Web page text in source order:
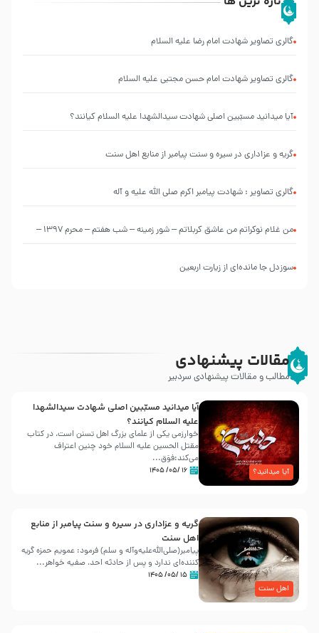
گالری تصاویر شهادت امام رضا علیه السلام
گالری تصاویر شهادت امام حسن مجتبی علیه السلام
آیا میدانید مسبّبین اصلی شهادت سیدالشهدا علیه ‌السلام کیانند؟
گریه و عزاداری در سیره و سنت پیامبر از منابع اهل سنت
گالری تصاویر : شهادت پیامبر اکرم صلی الله علیه و آله
من غلام نوکراتم من عاشق کربلاتم – شور زمینه – شب هفتم – محرم 1397 –
سوزدل جا مانده‌ای از زیارت اربعین
مقالات پیشنهادی
مطالب و مقالات پیشنهادی سردبیر
آیا میدانید؟
آیا میدانید مسبّبین اصلی شهادت سیدالشهدا
علیه ‌السلام کیانند؟
خوارزمی یکی از علمای بزرگ اهل تسنن است، در کتاب
مقتل الحسین علیه ‌السلام خود چنین اعتراف
می‌کند:فوَق...
۱۶ /۰۵/ ۱۴۰۵
اهل سنت
گریه و عزاداری در سیره و سنت پیامبر از منابع
اهل سنت
پیامبر(صلی‌الله‌علیه‌وآله و سلم) فرمود: عمویم حمزه گریه
کننده‌ای ندارد و پس از حادثه احد، صفیه خواهر...
۱۵ /۰۵/ ۱۴۰۵